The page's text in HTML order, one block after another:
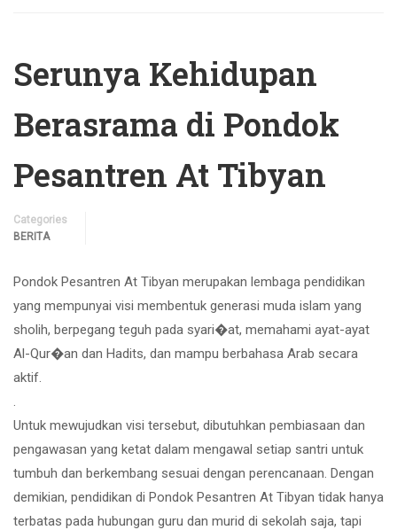
Serunya Kehidupan
Berasrama di Pondok
Pesantren At Tibyan
Categories
BERITA
Pondok Pesantren At Tibyan merupakan lembaga pendidikan
yang mempunyai visi membentuk generasi muda islam yang
sholih, berpegang teguh pada syari�at, memahami ayat-ayat
Al-Qur�an dan Hadits, dan mampu berbahasa Arab secara
aktif.
.
Untuk mewujudkan visi tersebut, dibutuhkan pembiasaan dan
pengawasan yang ketat dalam mengawal setiap santri untuk
tumbuh dan berkembang sesuai dengan perencanaan. Dengan
demikian, pendidikan di Pondok Pesantren At Tibyan tidak hanya
terbatas pada hubungan guru dan murid di sekolah saja, tapi